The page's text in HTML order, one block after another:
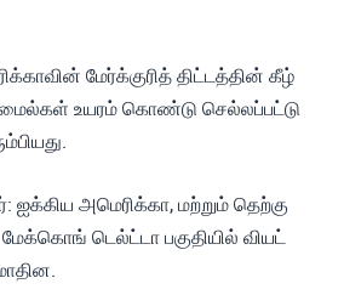
மேர்க்குரித் திட்டத்தின் கீழ்
மைல்கள் உயரம் கொண்டு செல்லப்பட்டு
ஐக்கிய அமெரிக்கா, மற்றும் தெற்கு
டெல்ட்டா பகுதியில் வியட்